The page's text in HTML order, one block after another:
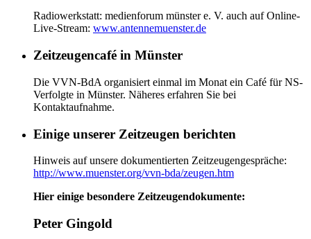
Radiowerkstatt: medienforum münster e. V. auch auf Online-
Live-Stream: www.antennemuenster.de
Zeitzeugencafé in Münster
Die VVN-BdA organisiert einmal im Monat ein Café für NS-
Verfolgte in Münster. Näheres erfahren Sie bei
Kontaktaufnahme.
Einige unserer Zeitzeugen berichten
Hinweis auf unsere dokumentierten Zeitzeugengespräche:
http://www.muenster.org/vvn-bda/zeugen.htm
Hier einige besondere Zeitzeugendokumente:
Peter Gingold